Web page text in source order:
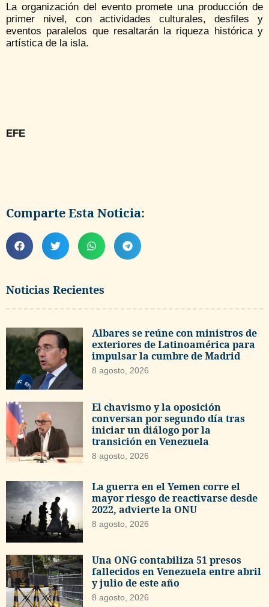
Noticias Recientes
Albares se reúne con ministros de
exteriores de Latinoamérica para
impulsar la cumbre de Madrid
8 agosto, 2026
El chavismo y la oposición
conversan por segundo día tras
iniciar un diálogo por la
transición en Venezuela
8 agosto, 2026
La guerra en el Yemen corre el
mayor riesgo de reactivarse desde
2022, advierte la ONU
8 agosto, 2026
Una ONG contabiliza 51 presos
fallecidos en Venezuela entre abril
y julio de este año
8 agosto, 2026
La organización del evento promete una producción de
primer nivel, con actividades culturales, desfiles y
eventos paralelos que resaltarán la riqueza histórica y
artística de la isla.
EFE
Comparte Esta Noticia: